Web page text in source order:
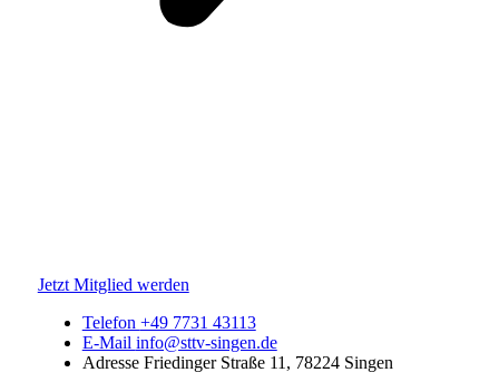
Jetzt Mitglied werden
Telefon +49 7731 43113
E-Mail info@sttv-singen.de
Adresse Friedinger Straße 11, 78224 Singen